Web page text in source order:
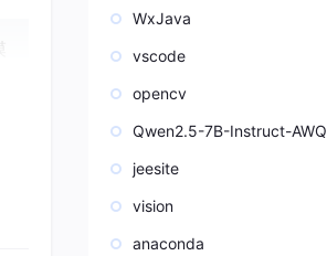
WxJava
vscode
opencv
Qwen2.5-7B-Instruct-AWQ
jeesite
vision
anaconda